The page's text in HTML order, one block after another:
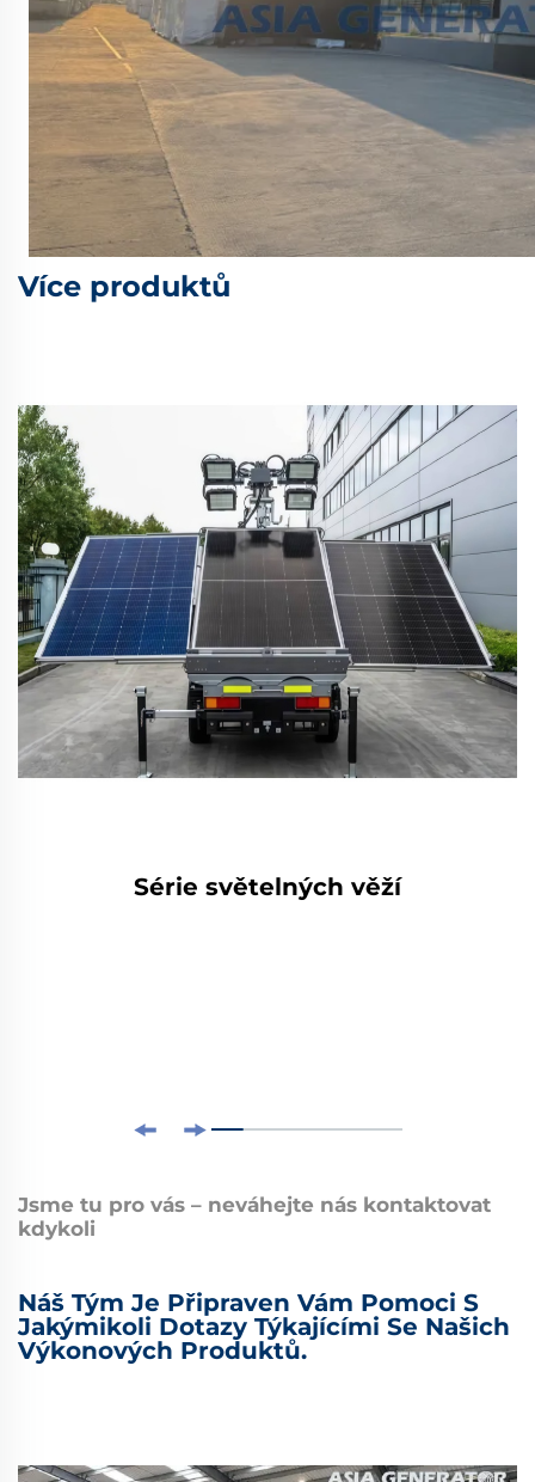
Více produktů
Série světelných věží
Jsme tu pro vás – neváhejte nás kontaktovat
kdykoli
Náš Tým Je Připraven Vám Pomoci S
Jakýmikoli Dotazy Týkajícími Se Našich
Výkonových Produktů.